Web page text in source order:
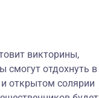
викторины,
смогут отдохнуть в
открытом солярии